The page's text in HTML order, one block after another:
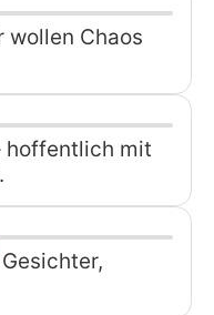
wollen Chaos
hoffentlich mit